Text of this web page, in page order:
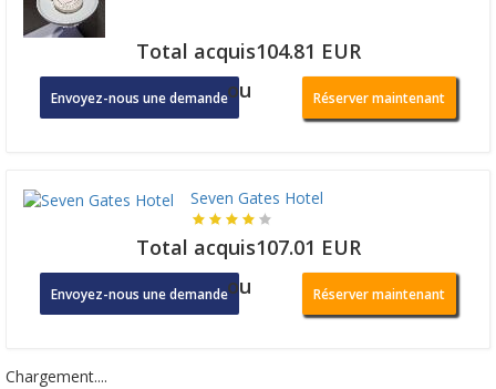
Total acquis104.81 EUR
Envoyez-nous une demandeou Réserver maintenant
Seven Gates Hotel
Total acquis107.01 EUR
Envoyez-nous une demandeou Réserver maintenant
Chargement....